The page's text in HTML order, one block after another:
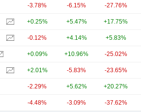
-3.78% -6.15% -27.76%
+0.25% +5.47% +17.75%
-0.12% +4.14% +5.83%
+0.09% +10.96% -25.02%
+2.01% -5.83% -23.65%
-2.29% +5.62% +20.27%
-4.48% -3.09% -37.62%